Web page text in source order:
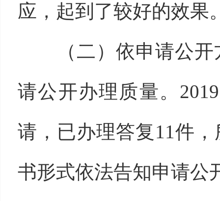
应，起到了较好的效
（二）依申请公开
请公开办理质量。
请，已办理答复11件
书形式依法告知申请